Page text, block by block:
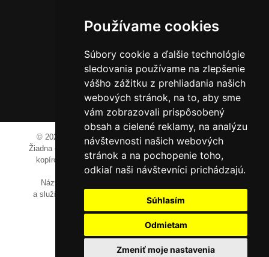
Používame cookies
Súbory cookie a ďalšie technológie
sledovania používame na zlepšenie
vášho zážitku z prehliadania našich
webových stránok, na to, aby sme
vám zobrazovali prispôsobený
obsah a cielené reklamy, na analýzu
návštevnosti našich webových
stránok a na pochopenie toho,
odkiaľ naši návštevníci prichádzajú.
Súhlasím
Odmietam
Zmeniť moje nastavenia
014 01 Bytča
DIČ: 2121076738
0911 955 646
© 2023-2024 JM Media, s.r.o. Všetky práva vyhradené.
Žiadna časť tohto portálu ak nie je uvedené inak, nesmie byť
kopírovaná, alebo prezentovaná bez výslovného súhlasu
prevádzkovateľa.
Názvy spoločností, firiem a prezentovaných výrobkov
a služieb môžu byť registrovanými obchodnými známkami
ich vlastníkov.